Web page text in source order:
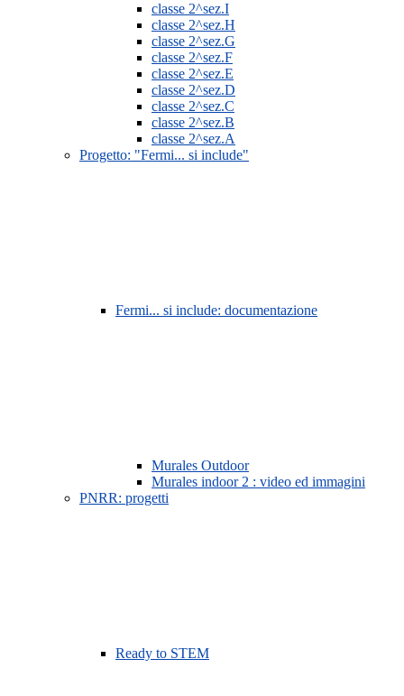
classe 2^sez.I
classe 2^sez.H
classe 2^sez.G
classe 2^sez.F
classe 2^sez.E
classe 2^sez.D
classe 2^sez.C
classe 2^sez.B
classe 2^sez.A
Progetto: "Fermi... si include"
Fermi... si include: documentazione
Murales Outdoor
Murales indoor 2 : video ed immagini
PNRR: progetti
Ready to STEM